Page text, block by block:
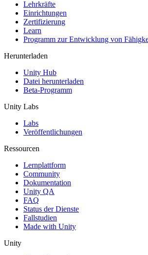
XR-Spiele
XR-Spiele plattformübergreifend starten
Multiplayer-Spiele
Vereinfachte Entwicklung von Multiplayer-
Lehrkräfte
Einrichtungen
Zertifizierung
Learn
Programm zur Entwicklung von
Herunterladen
Unity Hub
Datei herunterladen
Beta-Programm
Unity Labs
Labs
Veröffentlichungen
Ressourcen
Lernplattform
Community
Dokumentation
Unity QA
FAQ
Status der Dienste
Fallstudien
Made with Unity
Unity